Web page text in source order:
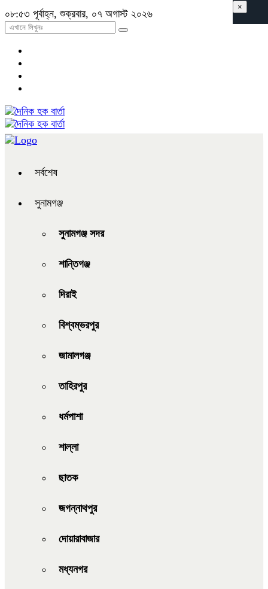
০৮:৫৩ পূর্বাহ্ন, শুক্রবার, ০৭ অগাস্ট ২০২৬
সর্বশেষ
সুনামগঞ্জ
সুনামগঞ্জ সদর
শান্তিগঞ্জ
দিরাই
বিশ্বম্ভরপুর
জামালগঞ্জ
তাহিরপুর
ধর্মপাশা
শাল্লা
ছাতক
জগন্নাথপুর
দোয়ারাবাজার
মধ্যনগর
×